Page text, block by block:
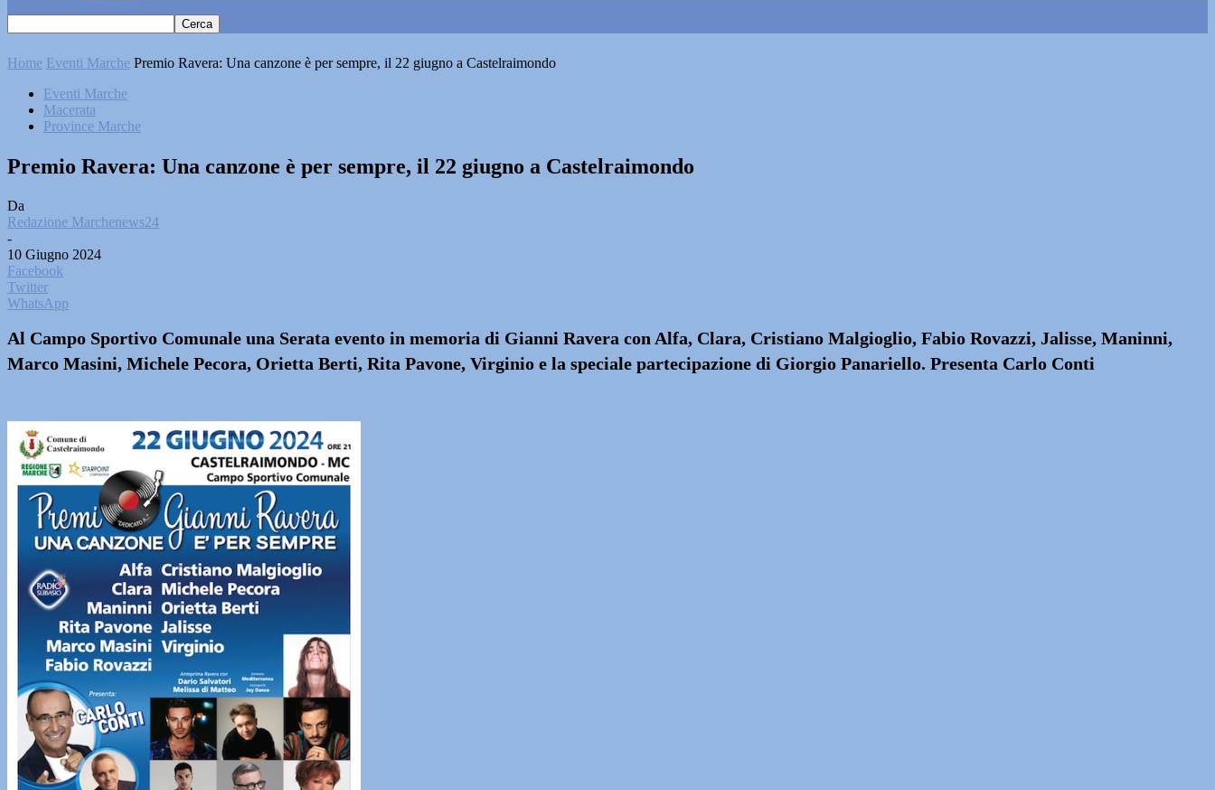
Home Eventi Marche Premio Ravera: Una canzone è per sempre, il 22 giugno a Castelraimondo
Eventi Marche
Macerata
Province Marche
Premio Ravera: Una canzone è per sempre, il 22 giugno a Castelraimondo
Da
Redazione Marchenews24
-
10 Giugno 2024
Facebook
Twitter
WhatsApp
Al Campo Sportivo Comunale una Serata evento in memoria di Gianni Ravera con Alfa, Clara, Cristiano Malgioglio, Fabio Rovazzi, Jalisse, Maninni,
Marco Masini, Michele Pecora, Orietta Berti, Rita Pavone, Virginio e la speciale partecipazione di Giorgio Panariello. Presenta Carlo Conti